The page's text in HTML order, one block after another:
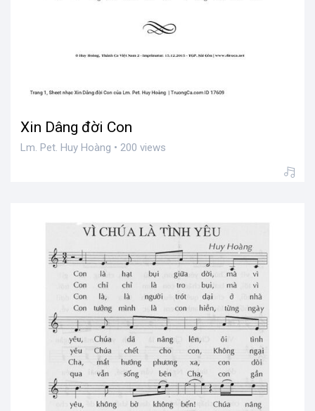
Xin Dâng đời Con
Lm. Pet. Huy Hoàng • 200 views